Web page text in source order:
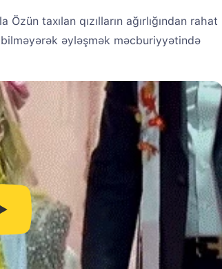
taxılan qızılların ağırlığından rahat
əyləşmək məcburiyyətində